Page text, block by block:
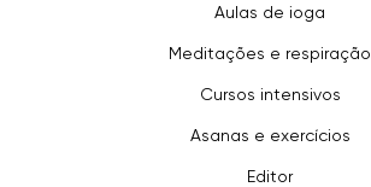
Aulas de ioga
Meditações e respiração
Cursos intensivos
Asanas e exercícios
Editor